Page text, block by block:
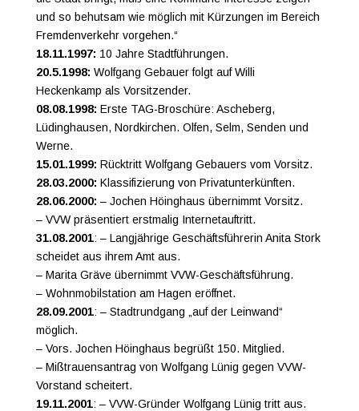
und so behutsam wie möglich mit Kürzungen im Bereich
Fremdenverkehr vorgehen.“
18.11.1997: 10 Jahre Stadtführungen.
20.5.1998: Wolfgang Gebauer folgt auf Willi
Heckenkamp als Vorsitzender.
08.08.1998: Erste TAG-Broschüre: Ascheberg,
Lüdinghausen, Nordkirchen. Olfen, Selm, Senden und
Werne.
15.01.1999: Rücktritt Wolfgang Gebauers vom Vorsitz.
28.03.2000: Klassifizierung von Privatunterkünften.
28.06.2000: – Jochen Höinghaus übernimmt Vorsitz.
– VVW präsentiert erstmalig Internetauftritt.
31.08.2001: – Langjährige Geschäftsführerin Anita Stork
scheidet aus ihrem Amt aus.
– Marita Gräve übernimmt VVW-Geschäftsführung.
– Wohnmobilstation am Hagen eröffnet.
28.09.2001: – Stadtrundgang „auf der Leinwand“
möglich.
– Vors. Jochen Höinghaus begrüßt 150. Mitglied.
– Mißtrauensantrag von Wolfgang Lünig gegen VVW-
Vorstand scheitert.
19.11.2001: – VVW-Gründer Wolfgang Lünig tritt aus.